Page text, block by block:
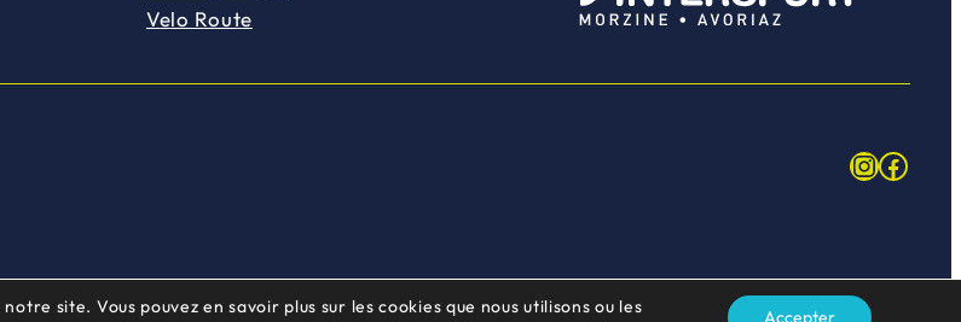
Velo Route
site. Vous pouvez en savoir plus sur les cookies que nous utilisons ou les
Accepter